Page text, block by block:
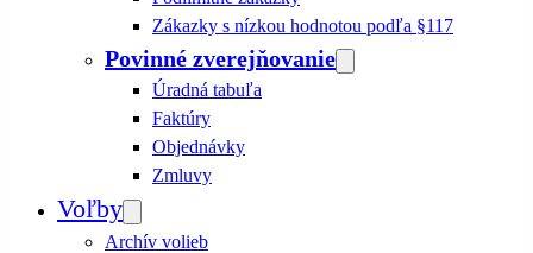
Zákazky s nízkou hodnotou podľa §117
Povinné zverejňovanie
Úradná tabuľa
Faktúry
Objednávky
Zmluvy
Voľby
Archív volieb